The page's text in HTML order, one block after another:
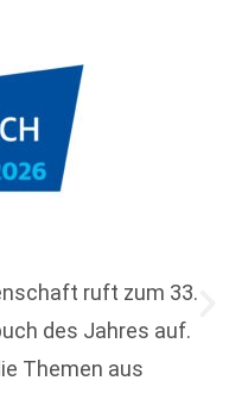
ruft zum 33.
des Jahres auf.
Themen aus